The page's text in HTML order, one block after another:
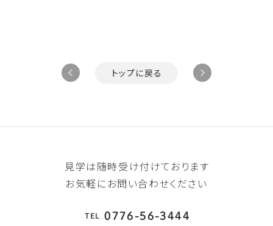
トップに戻る
見学は随時受け付けております
お気軽にお問い合わせください
TEL 0776-56-3444